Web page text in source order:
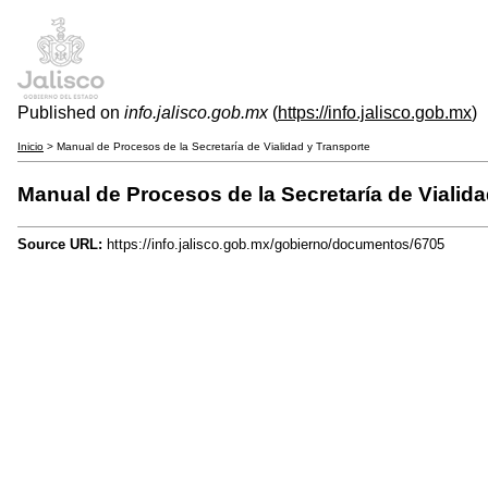
Published on info.jalisco.gob.mx(https://info.jalisco.gob.mx)
Inicio > Manual de Procesos de la Secretaría de Vialidad y Transporte
Manual de Procesos de la Secretaría de
Source URL: https://info.jalisco.gob.mx/gobierno/documentos/6705